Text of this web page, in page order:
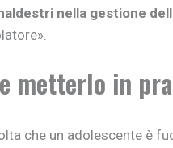
nella gestione
metterlo in
che un adolescente è